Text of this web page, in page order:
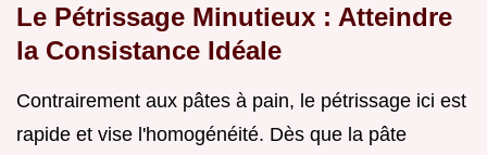
Le Pétrissage Minutieux : Atteindre
la Consistance Idéale
Contrairement aux pâtes à pain, le pétrissage ici est
rapide et vise l'homogénéité. Dès que la pâte